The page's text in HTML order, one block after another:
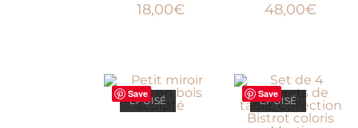
18,00€ 48,00€
Save
ÉPUISÉ
Save
ÉPUISÉ